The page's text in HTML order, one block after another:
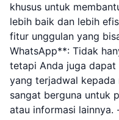
khusus untuk
lebih baik dan lebih
fitur unggulan yang
WhatsApp**: Tidak
tetapi Anda juga
yang terjadwal kepada
sangat berguna untuk
atau informasi